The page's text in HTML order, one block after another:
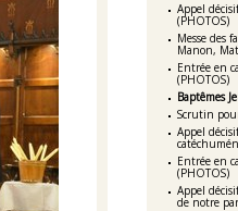
Appel
(PHOTOS)
Messe des
Manon,
Entrée en
(PHOTOS)
Baptêmes
Scrutin
Appel
Entrée en
(PHOTOS)
Appel
de notre